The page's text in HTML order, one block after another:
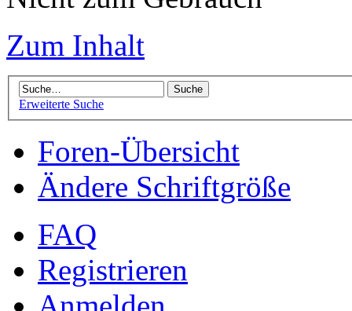
Zum Inhalt
Erweiterte Suche
Foren-Übersicht
Ändere Schriftgröße
FAQ
Registrieren
Anmelden